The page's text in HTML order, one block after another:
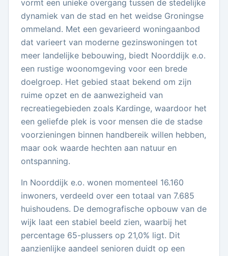
vormt een unieke overgang tussen de stedelijke
dynamiek van de stad en het weidse Groningse
ommeland. Met een gevarieerd woningaanbod
dat varieert van moderne gezinswoningen tot
meer landelijke bebouwing, biedt Noorddijk e.o.
een rustige woonomgeving voor een brede
doelgroep. Het gebied staat bekend om zijn
ruime opzet en de aanwezigheid van
recreatiegebieden zoals Kardinge, waardoor het
een geliefde plek is voor mensen die de stadse
voorzieningen binnen handbereik willen hebben,
maar ook waarde hechten aan natuur en
ontspanning.
In Noorddijk e.o. wonen momenteel 16.160
inwoners, verdeeld over een totaal van 7.685
huishoudens. De demografische opbouw van de
wijk laat een stabiel beeld zien, waarbij het
percentage 65-plussers op 21,0% ligt. Dit
aanzienlijke aandeel senioren duidt op een